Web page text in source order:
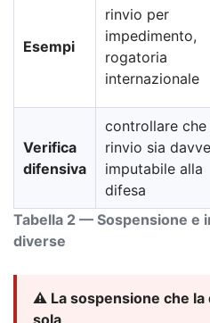
Tabella 2 — Sospensione e
diverse
Esempi
rinvio per
impedimento,
rogatoria
internazionale
Verifica
difensiva
controllare che
rinvio sia
imputabile alla
difesa
⚠️ La sospensione che la
sola